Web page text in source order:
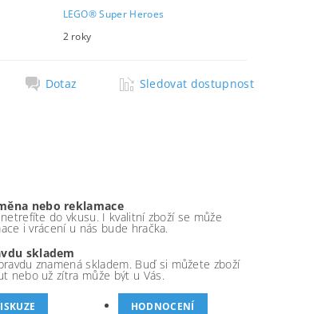
LEGO® Super Heroes
2 roky
Dotaz Sledovat dostupnost
nebo reklamace
do vkusu. I kvalitní zboží se může
i vrácení u nás bude hračka.
skladem
znamená skladem. Buď si můžete zboží
nebo už zítra může být u Vás.
HODNOCENÍ